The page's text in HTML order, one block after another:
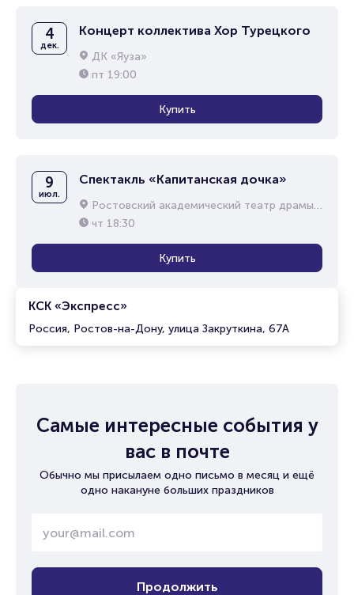
КСК «Экспресс»
Россия, Ростов-на-Дону, улица Закруткина, 67А
4
дек.
Концерт коллектива Хор Турецкого
ДК «Яуза»
пт 19:00
Купить
9
июл.
Спектакль «Капитанская дочка»
Ростовский академический театр драмы им. М.Горького
чт 18:30
Купить
Самые интересные события у
вас в почте
Обычно мы присылаем одно письмо в месяц и ещё
одно накануне больших праздников
Продолжить